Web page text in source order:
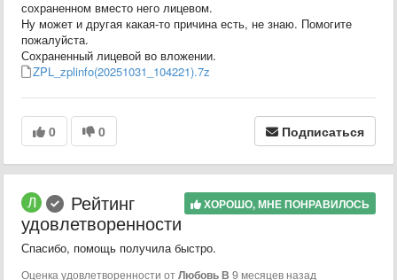
сохраненном вместо него лицевом.
Ну может и другая какая-то причина есть, не знаю. Помогите
пожалуйста.
Сохраненный лицевой во вложении.
ZPL_zplinfo(20251031_104221).7z
0 0 Подписаться
ХОРОШО, МНЕ ПОНРАВИЛОСЬ
Рейтинг
удовлетворенности
Спасибо, помощь получила быстро.
Оценка удовлетворенности отЛюбовь В 9 месяцев назад